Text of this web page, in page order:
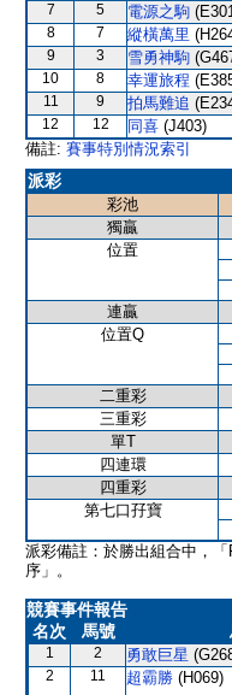
7 5 電源之駒
8 7 縱橫萬里
9 3 雪勇神駒
10 8 幸運旅程
11 9 拍馬難追
12 12 同喜 (J403)
備註: 賽事特別情況索引
派彩
彩池
獨贏
位置
連贏
位置Q
二重彩
三重彩
單T
四連環
四重彩
第七口孖寶
派彩備註：於勝出組合中，
序」。
競賽事件報告
名次
馬號
1 2 勇敢巨星
2 11 超霸勝 (H069)